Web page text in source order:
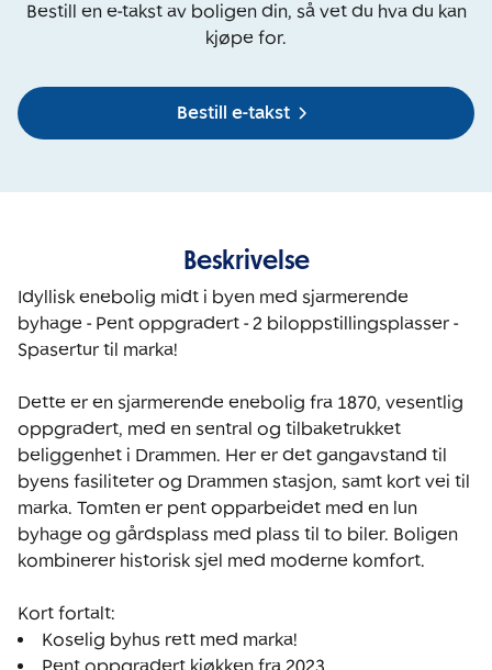
Bestill en e-takst av boligen din, så vet du hva du kan
kjøpe for.
Bestill e-takst
Beskrivelse
Idyllisk enebolig midt i byen med sjarmerende
byhage - Pent oppgradert - 2 biloppstillingsplasser -
Spasertur til marka!
Dette er en sjarmerende enebolig fra 1870, vesentlig
oppgradert, med en sentral og tilbaketrukket
beliggenhet i Drammen. Her er det gangavstand til
byens fasiliteter og Drammen stasjon, samt kort vei til
marka. Tomten er pent opparbeidet med en lun
byhage og gårdsplass med plass til to biler. Boligen
kombinerer historisk sjel med moderne komfort.